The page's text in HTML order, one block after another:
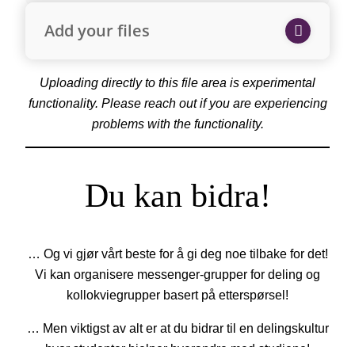
Add your files
Uploading directly to this file area is experimental
functionality. Please reach out if you are experiencing
problems with the functionality.
Du kan bidra!
… Og vi gjør vårt beste for å gi deg noe tilbake for det!
Vi kan organisere messenger-grupper for deling og
kollokviegrupper basert på etterspørsel!
… Men viktigst av alt er at du bidrar til en delingskultur